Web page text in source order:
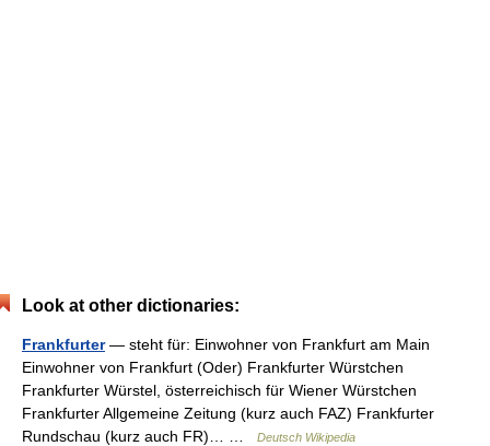
Look at other dictionaries:
Frankfurter— steht für: Einwohner von Frankfurt am Main
Einwohner von Frankfurt (Oder) Frankfurter Würstchen
Frankfurter Würstel, österreichisch für Wiener Würstchen
Frankfurter Allgemeine Zeitung (kurz auch FAZ) Frankfurter
Rundschau (kurz auch FR)… …
Deutsch Wikipedia